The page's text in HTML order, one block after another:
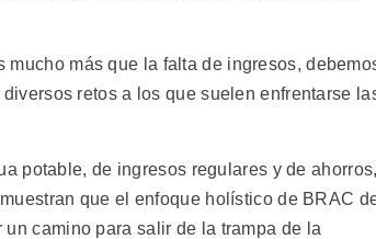
mucho más que la falta de ingresos,
retos a los que suelen enfrentarse
potable, de ingresos regulares y de
que el enfoque holístico de BRAC
camino para salir de la trampa de la